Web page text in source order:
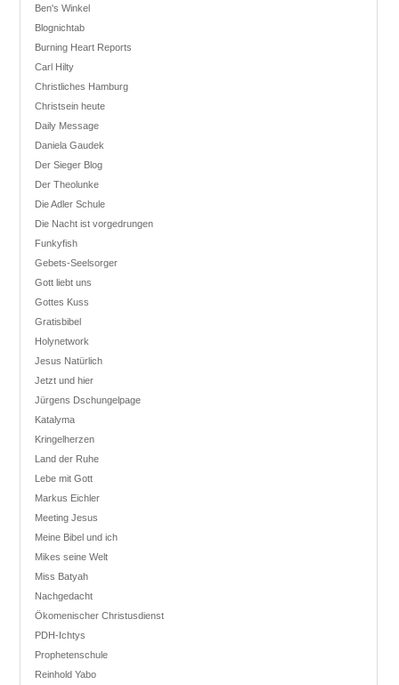
Ben's Winkel
Blognichtab
Burning Heart Reports
Carl Hilty
Christliches Hamburg
Christsein heute
Daily Message
Daniela Gaudek
Der Sieger Blog
Der Theolunke
Die Adler Schule
Die Nacht ist vorgedrungen
Funkyfish
Gebets-Seelsorger
Gott liebt uns
Gottes Kuss
Gratisbibel
Holynetwork
Jesus Natürlich
Jetzt und hier
Jürgens Dschungelpage
Katalyma
Kringelherzen
Land der Ruhe
Lebe mit Gott
Markus Eichler
Meeting Jesus
Meine Bibel und ich
Mikes seine Welt
Miss Batyah
Nachgedacht
Ökomenischer Christusdienst
PDH-Ichtys
Prophetenschule
Reinhold Yabo